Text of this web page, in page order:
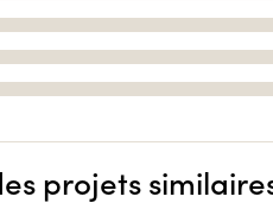
projets